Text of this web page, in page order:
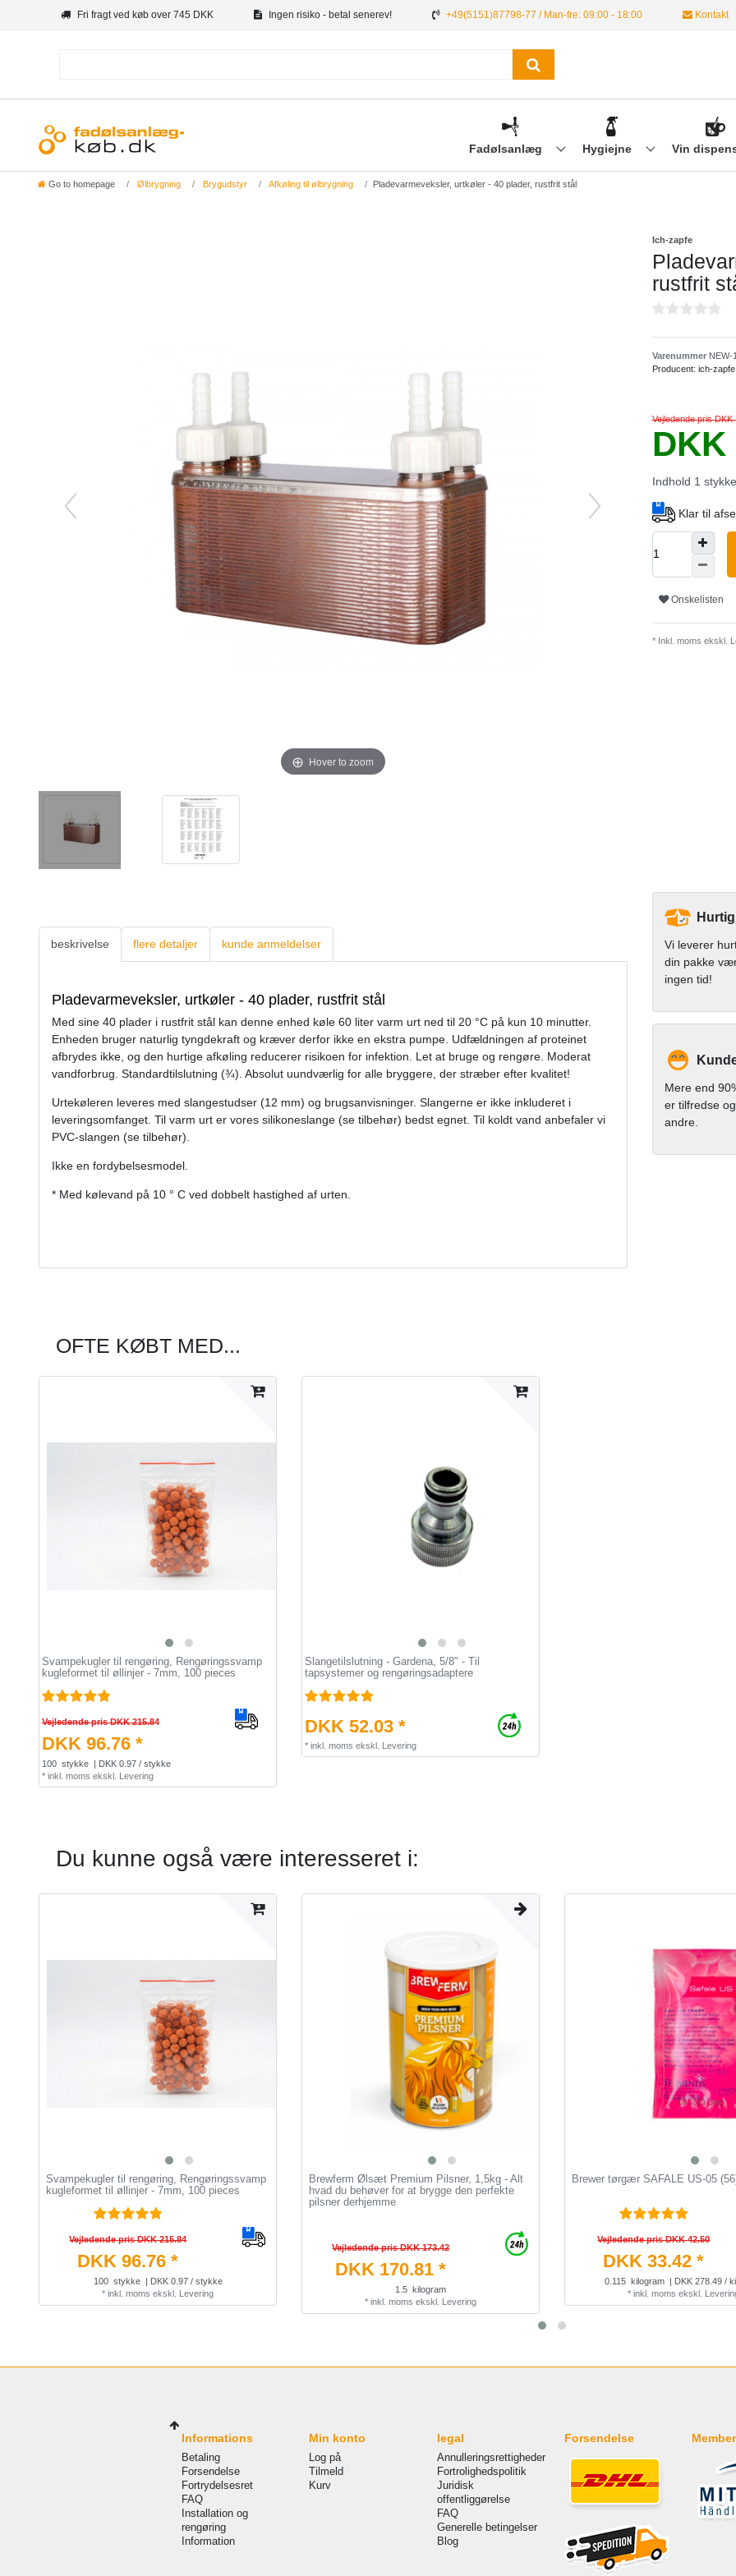
Fri fragt ved køb over 745 DKK Ingen risiko - betal senerev! +49(5151)87798-77 / Man-fre: 09:00 - 18:00 Kontakt
Fadølsanlæg Hygiejne Vin
Go to homepage Ølbrygning Brygudstyr Afkøling til ølbrygning Pladevarmeveksler, urtkøler - 40 plader, rustfrit stål
Hover to zoom
Ich-zapfe
rustfrit
Varenummer NEW-
Producent: ich-zapfe
Vejledende pris DKK
DKK
Indhold 1 stykke
Klar til
Onskelisten
* Inkl. moms ekskl.
beskrivelse flere detaljer kunde anmeldelser
Pladevarmeveksler, urtkøler - 40 plader, rustfrit stål
Med sine 40 plader i rustfrit stål kan denne enhed køle 60 liter varm urt ned til 20 °C på kun 10 minutter.
Enheden bruger naturlig tyngdekraft og kræver derfor ikke en ekstra pumpe. Udfældningen af proteinet
afbrydes ikke, og den hurtige afkøling reducerer risikoen for infektion. Let at bruge og rengøre. Moderat
vandforbrug. Standardtilslutning (¾). Absolut uundværlig for alle bryggere, der stræber efter kvalitet!
Urtekøleren leveres med slangestudser (12 mm) og brugsanvisninger. Slangerne er ikke inkluderet i
leveringsomfanget. Til varm urt er vores silikoneslange (se tilbehør) bedst egnet. Til koldt vand anbefaler vi
PVC-slangen (se tilbehør).
Ikke en fordybelsesmodel.
* Med kølevand på 10 ° C ved dobbelt hastighed af urten.
Vi leverer
din pakke
ingen tid!
Mere end
er tilfredse
andre.
OFTE KØBT MED...
Svampekugler til rengøring, Rengøringssvamp
kugleformet til øllinjer - 7mm, 100 pieces
Vejledende pris DKK 215.84
DKK 96.76 *
100 stykke
| DKK 0.97 / stykke
* inkl. moms ekskl. Levering
Slangetilslutning - Gardena, 5/8" - Til
tapsystemer og rengøringsadaptere
DKK 52.03 *
* inkl. moms ekskl. Levering
Du kunne også være interesseret i:
Svampekugler til rengøring, Rengøringssvamp
kugleformet til øllinjer - 7mm, 100 pieces
Vejledende pris DKK 215.84
DKK 96.76 *
100 stykke
| DKK 0.97 / stykke
* inkl. moms ekskl. Levering
Brewferm Ølsæt Premium Pilsner, 1,5kg - Alt
hvad du behøver for at brygge den perfekte
pilsner derhjemme
Vejledende pris DKK 173.42
DKK 170.81 *
1.5 kilogram
* inkl. moms ekskl. Levering
Brewer tørgær SAFALE US-05
Vejledende pris DKK 42.50
DKK 33.42 *
0.115 kilogram
| DKK 278.49 /
* inkl. moms ekskl.
Informations
Betaling
Forsendelse
Fortrydelsesret
FAQ
Installation og
rengøring
Information
Min konto
Log på
Tilmeld
Kurv
legal
Annulleringsrettigheder
Fortrolighedspolitik
Juridisk
offentliggørelse
FAQ
Generelle betingelser
Blog
Forsendelse